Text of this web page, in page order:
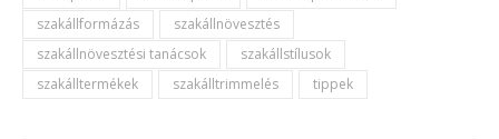
szakállformázás
szakállnövesztés
szakállnövesztési tanácsok
szakállstílusok
szakálltermékek
szakálltrimmelés tippek